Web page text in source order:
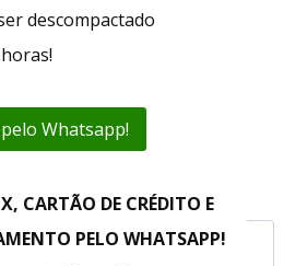
descompactado
Whatsapp!
CARTÃO DE CRÉDITO E
PELO WHATSAPP!